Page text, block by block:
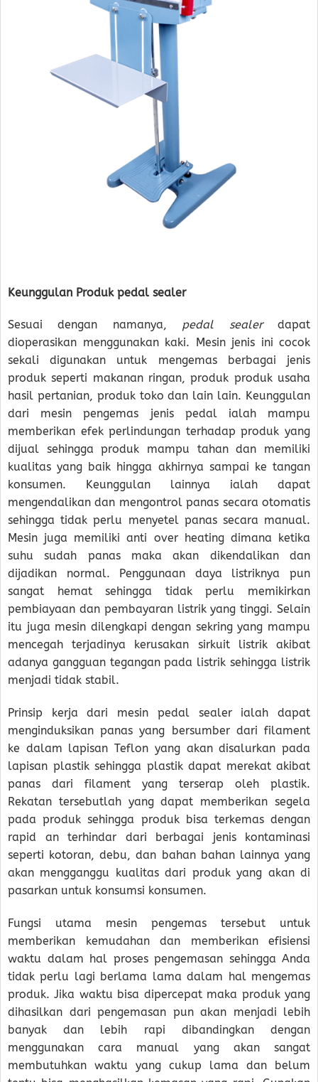
Keunggulan Produk pedal sealer
Sesuai dengan namanya, pedal sealerdapat
dioperasikan menggunakan kaki. Mesin jenis ini cocok
sekali digunakan untuk mengemas berbagai jenis
produk seperti makanan ringan, produk produk usaha
hasil pertanian, produk toko dan lain lain. Keunggulan
dari mesin pengemas jenis pedal ialah mampu
memberikan efek perlindungan terhadap produk yang
dijual sehingga produk mampu tahan dan memiliki
kualitas yang baik hingga akhirnya sampai ke tangan
konsumen. Keunggulan lainnya ialah dapat
mengendalikan dan mengontrol panas secara otomatis
sehingga tidak perlu menyetel panas secara manual.
Mesin juga memiliki anti over heating dimana ketika
suhu sudah panas maka akan dikendalikan dan
dijadikan normal. Penggunaan daya listriknya pun
sangat hemat sehingga tidak perlu memikirkan
pembiayaan dan pembayaran listrik yang tinggi. Selain
itu juga mesin dilengkapi dengan sekring yang mampu
mencegah terjadinya kerusakan sirkuit listrik akibat
adanya gangguan tegangan pada listrik sehingga listrik
menjadi tidak stabil.
Prinsip kerja dari mesin pedal sealer ialah dapat
menginduksikan panas yang bersumber dari filament
ke dalam lapisan Teflon yang akan disalurkan pada
lapisan plastik sehingga plastik dapat merekat akibat
panas dari filament yang terserap oleh plastik.
Rekatan tersebutlah yang dapat memberikan segela
pada produk sehingga produk bisa terkemas dengan
rapid an terhindar dari berbagai jenis kontaminasi
seperti kotoran, debu, dan bahan bahan lainnya yang
akan mengganggu kualitas dari produk yang akan di
pasarkan untuk konsumsi konsumen.
Fungsi utama mesin pengemas tersebut untuk
memberikan kemudahan dan memberikan efisiensi
waktu dalam hal proses pengemasan sehingga Anda
tidak perlu lagi berlama lama dalam hal mengemas
produk. Jika waktu bisa dipercepat maka produk yang
dihasilkan dari pengemasan pun akan menjadi lebih
banyak dan lebih rapi dibandingkan dengan
menggunakan cara manual yang akan sangat
membutuhkan waktu yang cukup lama dan belum